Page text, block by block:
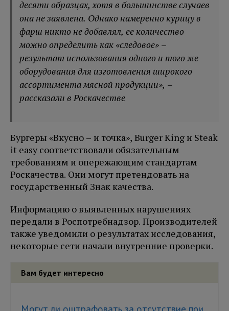
десяти образцах, хотя в большинстве случаев
она не заявлена. Однако намеренно курицу в
фарш никто не добавлял, ее количество
можно определить как «следовое» –
результат использования одного и того же
оборудования для изготовления широкого
ассортимента мясной продукции», –
рассказали в Роскачестве
Бургеры «Вкусно – и точка», Burger King и Steak
it easy соответствовали обязательным
требованиям и опережающим стандартам
Роскачества. Они могут претендовать на
государственный Знак качества.
Информацию о выявленных нарушениях
передали в Роспотребнадзор. Производителей
также уведомили о результатах исследования,
некоторые сети начали внутренние проверки.
Вам будет интересно